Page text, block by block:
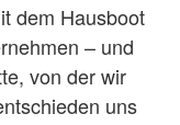
dem Hausboot
– und
von der wir
uns